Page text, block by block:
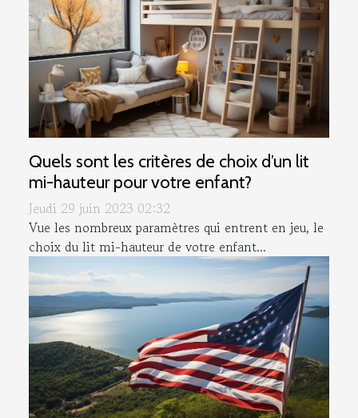
Quels sont les critères de choix d’un lit
mi-hauteur pour votre enfant?
Jeudi 29 juin 2023 02:32
Vue les nombreux paramètres qui entrent en jeu, le
choix du lit mi-hauteur de votre enfant...